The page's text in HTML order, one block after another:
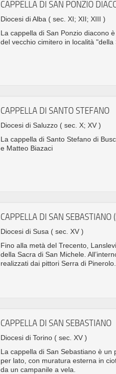
CAPPELLA DI SAN PONZIO
Diocesi di Alba ( sec. XI; XII; XIII )
La cappella di San Ponzio diacono
del vecchio cimitero in località "della
CAPPELLA DI SANTO STEFANO
Diocesi di Saluzzo ( sec. X; XV )
La cappella di Santo Stefano di
e Matteo Biazaci
CAPPELLA DI SAN SEBASTIANO
Diocesi di Susa ( sec. XV )
Fino alla metà del Trecento,
della Sacra di San Michele.
realizzati dai pittori Serra di Pinerolo.
CAPPELLA DI SAN SEBASTIANO
Diocesi di Torino ( sec. XV )
La cappella di San Sebastiano è
per lato, con muratura esterna in
da un campanile a vela.